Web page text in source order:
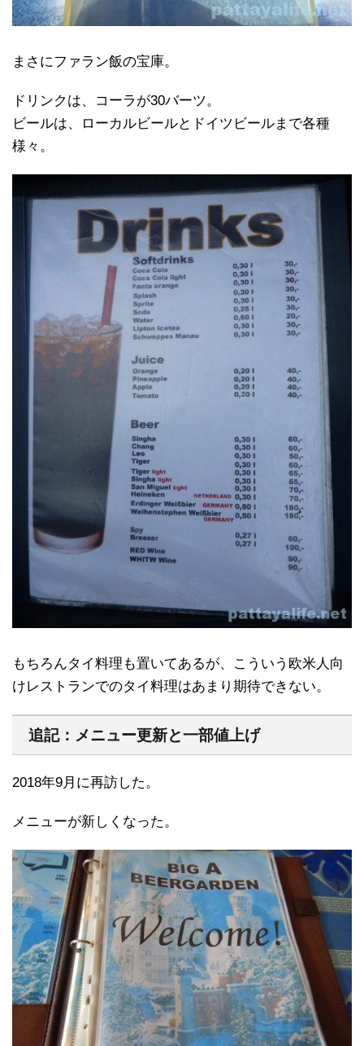
まさにファラン飯の宝庫。
ドリンクは、コーラが30バーツ。
ビールは、ローカルビールとドイツビールまで各種
様々。
もちろんタイ料理も置いてあるが、こういう欧米人向
けレストランでのタイ料理はあまり期待できない。
追記：メニュー更新と一部値上げ
2018年9月に再訪した。
メニューが新しくなった。